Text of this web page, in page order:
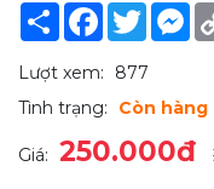
Share Facebook
Twitter
Lượt xem:
877
Tình trạng:
Còn hàng
Giá: 250.000đ